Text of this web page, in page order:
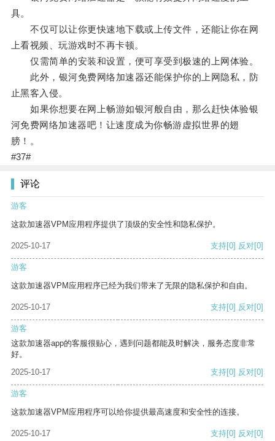
具。
不仅可以让你更快速地下载或上传文件，还能让你在网
上看视频、玩游戏时不再卡顿。
仅需简单的安装和设置，便可享受到极速的上网体验。
此外，银河免费网络加速器还能保护你的上网隐私，防
止黑客入侵。
如果你想要在网上畅游如银河般自由，那么赶快体验银
河免费网络加速器吧！让速度成为你畅游虚拟世界的翅
膀！。
#37#
评论
游客
这款加速器VPM应用程序提供了顶级的安全性和隐私保护。
2025-10-17 支持[0] 反对[0]
游客
这款加速器VPM应用程序已经为我们带来了无限的隐私保护和自由。
2025-10-17 支持[0] 反对[0]
游客
这款加速器app的客服很贴心，遇到问题都能及时解决，服务态度非常
好。
2025-10-17
支持[0] 反对[0]
游客
这款加速器VPM应用程序可以给你提供最高速度和安全性的连接。
2025-10-17 支持[0] 反对[0]